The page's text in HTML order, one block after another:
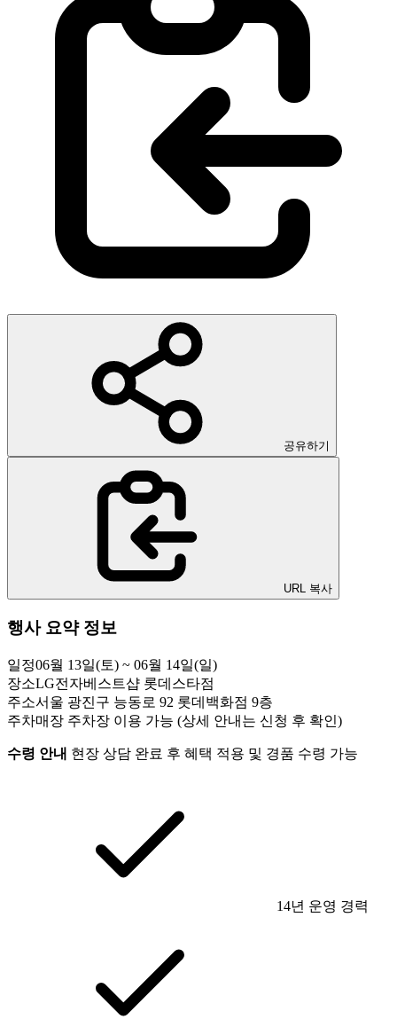
공유하기
URL 복사
행사 요약 정보
일정06월 13일(토) ~ 06월 14일(일)
장소LG전자베스트샵 롯데스타점
주소서울 광진구 능동로 92 롯데백화점 9층
주차매장 주차장 이용 가능 (상세 안내는 신청 후 확인)
수령 안내 현장 상담 완료 후 혜택 적용 및 경품 수령 가능
14년 운영 경력